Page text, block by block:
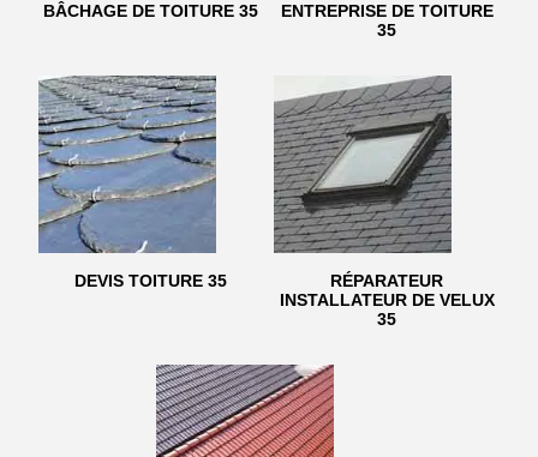
BÂCHAGE DE TOITURE 35
ENTREPRISE DE TOITURE
35
DEVIS TOITURE 35
RÉPARATEUR
INSTALLATEUR DE VELUX
35